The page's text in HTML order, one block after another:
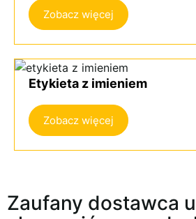
Zobacz więcej
Etykieta z imieniem
Zobacz więcej
Zaufany dostawca